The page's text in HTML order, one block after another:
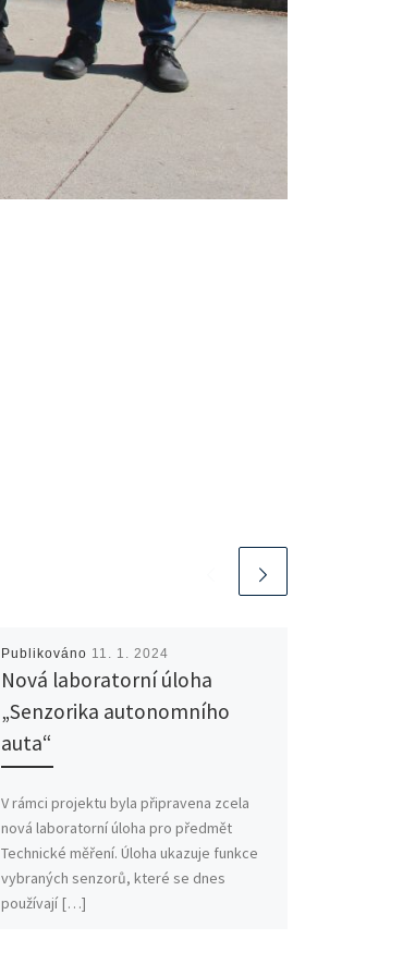
Publikováno 11. 1. 2024
Nová laboratorní úloha
„Senzorika autonomního
auta“
V rámci projektu byla připravena zcela
nová laboratorní úloha pro předmět
Technické měření. Úloha ukazuje funkce
vybraných senzorů, které se dnes
používají […]